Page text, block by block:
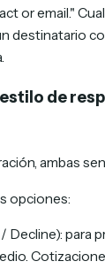
or email."
destinatario
de
ambas
opciones:
Decline): para